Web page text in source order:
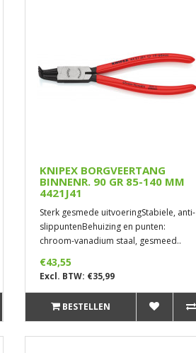
KNIPEX BORGVEERTANG
BINNENR. 90 GR 85-140 MM
4421J41
Sterk gesmede uitvoeringStabiele, anti-
slippuntenBehuizing en punten:
chroom-vanadium staal, gesmeed..
€43,55
Excl. BTW: €35,99
BESTELLEN